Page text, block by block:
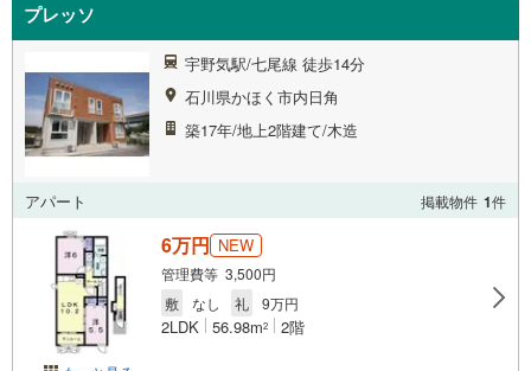
プレッソ
宇野気駅/七尾線 徒歩14分
石川県かほく市内日角
築17年/地上2階建て/木造
アパート 掲載物件 1件
6万円 NEW
管理費等 3,500円
敷
なし 礼 9万円
2LDK 56.98m2 2階